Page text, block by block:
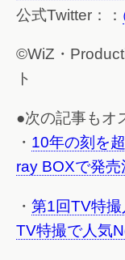
公式Twitter：：
©WiZ・
ト
●次の記事も
・ 10年の刻を
ray BOXで発売
・ 第1回TV特撮
TV特撮で人気